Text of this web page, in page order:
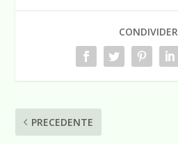
PRECEDENTE